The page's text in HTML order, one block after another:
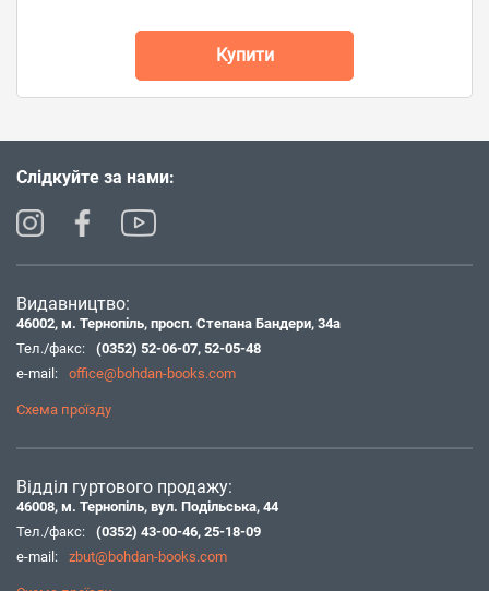
Купити
Слідкуйте за нами:
Видавництво:
46002, м. Тернопіль, просп. Степана Бандери, 34а
Тел./факс:
(0352) 52-06-07, 52-05-48
e-mail:
office@bohdan-books.com
Схема проїзду
Відділ гуртового продажу:
46008, м. Тернопіль, вул. Подільська, 44
Тел./факс:
(0352) 43-00-46, 25-18-09
e-mail:
zbut@bohdan-books.com